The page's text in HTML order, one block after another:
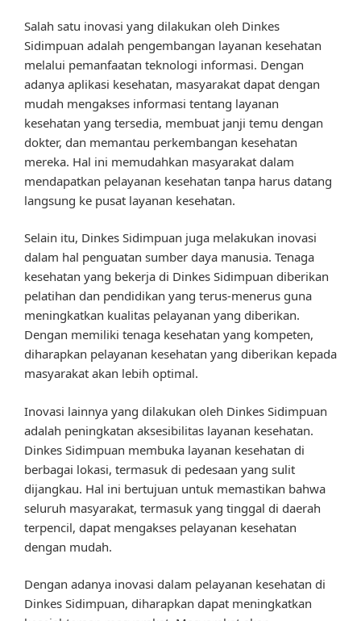
Salah satu inovasi yang dilakukan oleh Dinkes
Sidimpuan adalah pengembangan layanan kesehatan
melalui pemanfaatan teknologi informasi. Dengan
adanya aplikasi kesehatan, masyarakat dapat dengan
mudah mengakses informasi tentang layanan
kesehatan yang tersedia, membuat janji temu dengan
dokter, dan memantau perkembangan kesehatan
mereka. Hal ini memudahkan masyarakat dalam
mendapatkan pelayanan kesehatan tanpa harus datang
langsung ke pusat layanan kesehatan.
Selain itu, Dinkes Sidimpuan juga melakukan inovasi
dalam hal penguatan sumber daya manusia. Tenaga
kesehatan yang bekerja di Dinkes Sidimpuan diberikan
pelatihan dan pendidikan yang terus-menerus guna
meningkatkan kualitas pelayanan yang diberikan.
Dengan memiliki tenaga kesehatan yang kompeten,
diharapkan pelayanan kesehatan yang diberikan kepada
masyarakat akan lebih optimal.
Inovasi lainnya yang dilakukan oleh Dinkes Sidimpuan
adalah peningkatan aksesibilitas layanan kesehatan.
Dinkes Sidimpuan membuka layanan kesehatan di
berbagai lokasi, termasuk di pedesaan yang sulit
dijangkau. Hal ini bertujuan untuk memastikan bahwa
seluruh masyarakat, termasuk yang tinggal di daerah
terpencil, dapat mengakses pelayanan kesehatan
dengan mudah.
Dengan adanya inovasi dalam pelayanan kesehatan di
Dinkes Sidimpuan, diharapkan dapat meningkatkan